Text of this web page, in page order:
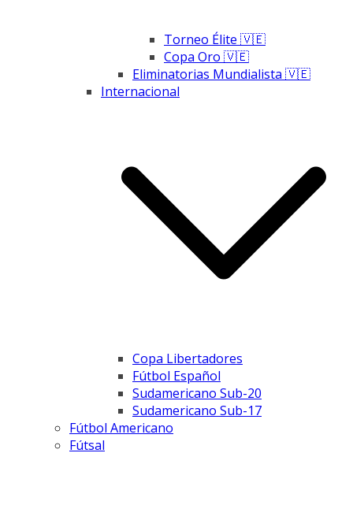
Torneo Élite 🇻🇪
Copa Oro 🇻🇪
Eliminatorias Mundialista 🇻🇪
Internacional
Copa Libertadores
Fútbol Español
Sudamericano Sub-20
Sudamericano Sub-17
Fútbol Americano
Fútsal